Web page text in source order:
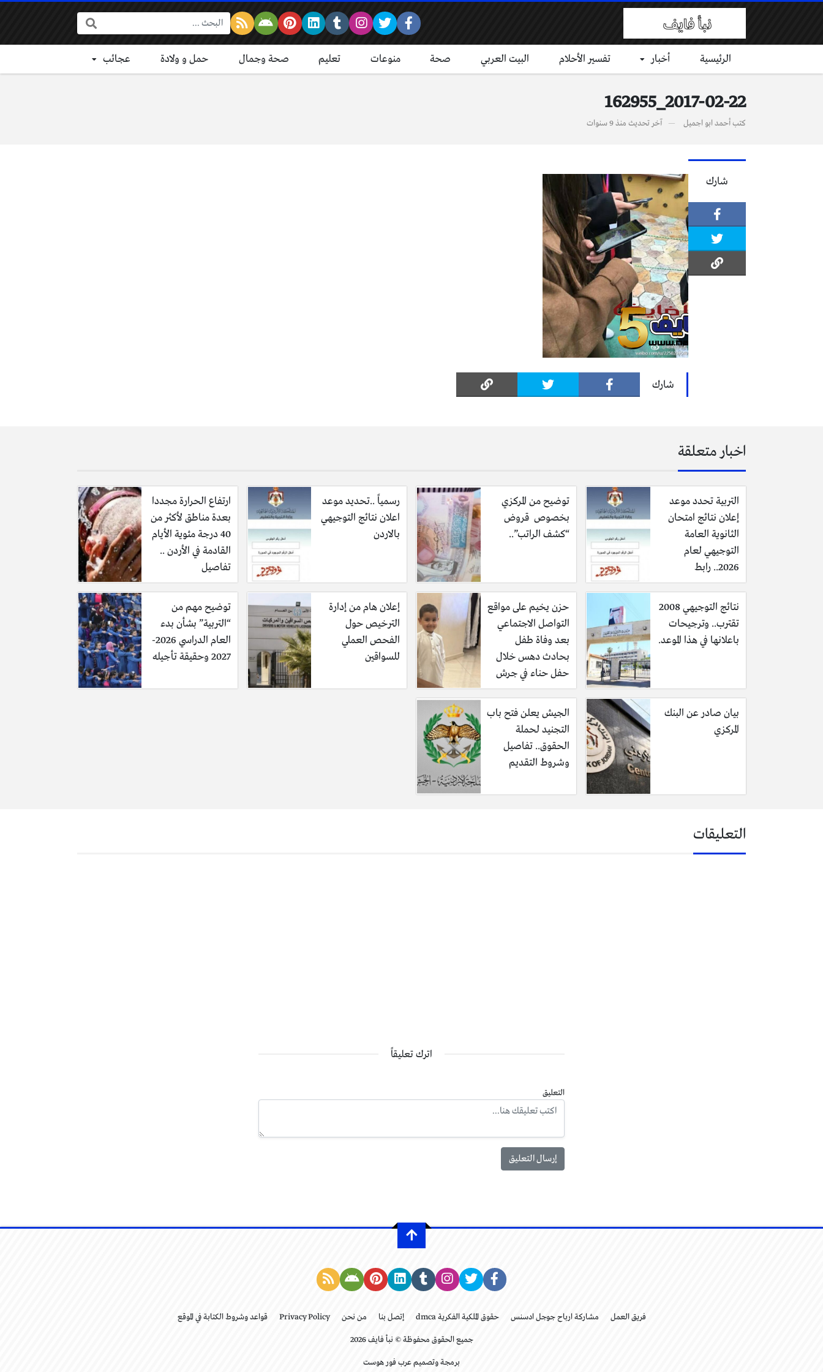
البحث:
الرئيسية أخبار تفسير الأحلام البيت العربي صحة منوعات تعليم صحة وجمال حمل و ولادة عجائب
2017-02-22_162955
كتبأحمد ابو اجميل آخر تحديث منذ 9 سنوات
شارك
شارك
اخبار متعلقة
التربية تحدد موعد
إعلان نتائج امتحان
الثانوية العامة
التوجيهي لعام
2026.. رابط
توضيح من المركزي
بخصوص قروض
“كشف الراتب”..
رسمياً ..تحديد موعد
اعلان نتائج التوجيهي
بالاردن
ارتفاع الحرارة مجددا
بعدة مناطق لأكثر من
40 درجة مئوية الأيام
القادمة في الأردن ..
تفاصيل
نتائج التوجيهي 2008
تقترب.. وترجيحات
باعلانها في هذا الموعد.
حزن يخيم على مواقع
التواصل الاجتماعي
بعد وفاة طفل
بحادث دهس خلال
حفل حناء في جرش
إعلان هام من إدارة
الترخيص حول
الفحص العملي
للسواقين
توضيح مهم من
“التربية” بشأن بدء
العام الدراسي 2026-
2027 وحقيقة تأجيله
بيان صادر عن البنك
المركزي
الجيش يعلن فتح باب
التجنيد لحملة
الحقوق.. تفاصيل
وشروط التقديم
التعليقات
اترك تعليقاً
التعليق
فريق العمل مشاركة ارباح جوجل ادسنس حقوق الملكية الفكرية dmca إتصل بنا من نحن Privacy Policy قواعد وشروط الكتابة في الموقع
جميع الحقوق محفوظة © نبأ فايف 2026
برمجة وتصميم عرب فور هوست